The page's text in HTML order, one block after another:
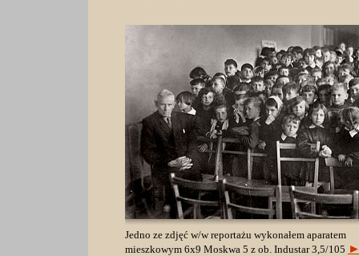
Jedno ze zdjęć w/w reportażu wykonałem aparatem
mieszkowym 6x9 Moskwa 5 z ob. Industar 3,5/105